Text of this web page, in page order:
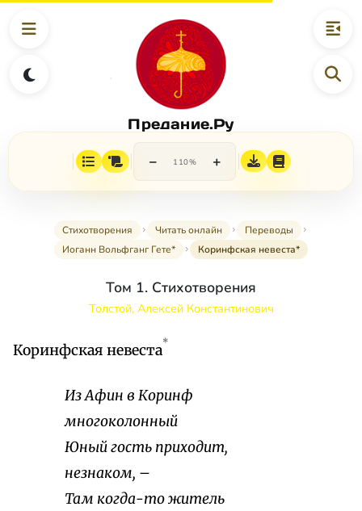
Предание.Ру
− 110% +
Стихотворения Читать онлайн
Переводы
Иоганн Вольфганг Гете*
Коринфская невеста*
Том 1. Стихотворения
Толстой, Алексей Константинович
Коринфская невеста*
Из Афин в Коринф
многоколонный
Юный гость приходит,
незнаком, –
Там когда-то житель